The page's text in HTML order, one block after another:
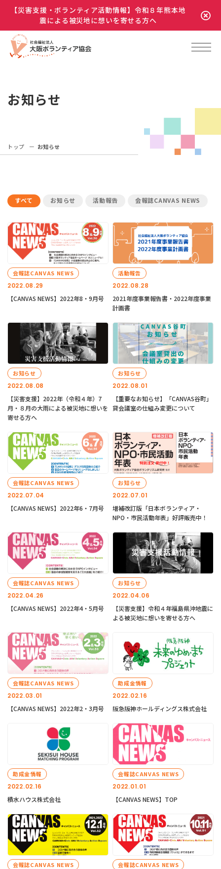
【災害支援・ボランティア活動情報】令和８年熊本地
震による被災地に想いを寄せる方へ
お知らせ
トップ お知らせ
すべて お知らせ 活動報告 会報誌CANVAS NEWS
2022.08.29
会報誌CANVAS NEWS
【CANVAS NEWS】2022年8・9月号
2022.08.28
活動報告
2021年度事業報告書・2022年度事業
計画書
2022.08.08
お知らせ
【災害支援】2022年（令和４年）7
月・８月の大雨による被災地に想いを
寄せる方へ
2022.08.01
お知らせ
【重要なお知らせ】「CANVAS谷町」
貸会議室の仕組み変更について
2022.07.04
会報誌CANVAS NEWS
【CANVAS NEWS】2022年6・7月号
2022.07.01
お知らせ
増補改訂版「日本ボランティア・
NPO・市民活動年表」好評販売中！
2022.04.26
会報誌CANVAS NEWS
【CANVAS NEWS】2022年4・5月号
2022.04.06
お知らせ
【災害支援】令和４年福島県沖地震に
よる被災地に想いを寄せる方へ
2022.03.01
会報誌CANVAS NEWS
【CANVAS NEWS】2022年2・3月号
2022.02.16
助成金情報
阪急阪神ホールディングス株式会社
2022.02.16
助成金情報
積水ハウス株式会社
2022.01.01
会報誌CANVAS NEWS
【CANVAS NEWS】TOP
会報誌CANVAS NEWS 会報誌CANVAS NEWS